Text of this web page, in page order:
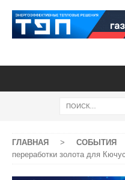
ГЛАВНАЯ > СОБЫТИЯ
переработки золота для